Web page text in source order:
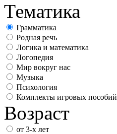
Тематика
Грамматика
Родная речь
Логика и математика
Логопедия
Мир вокруг нас
Музыка
Психология
Комплекты игровых пособий
Возраст
от 3-х лет